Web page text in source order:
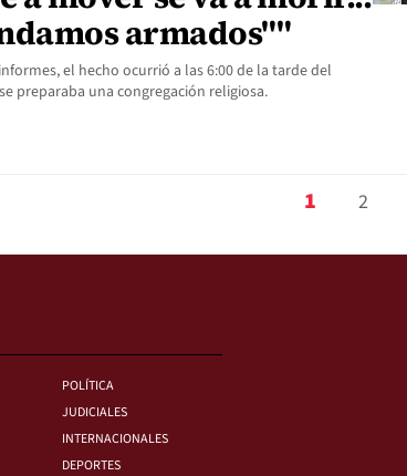
armados""
el hecho ocurrió a las 6:00 de la tarde del
preparaba una congregación religiosa.
1 2
POLÍTICA
JUDICIALES
INTERNACIONALES
DEPORTES